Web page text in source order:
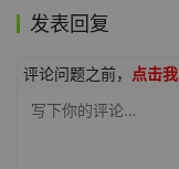
发表回复
评论问题之前， 点击我